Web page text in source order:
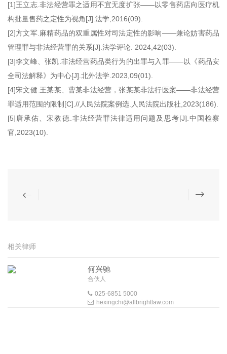
[1]王立志.非法经营罪之适用不宜无度扩张——以零售药店向医疗机
构批量售药之定性为视角[J].法学,2016(09).
[2]方文军.麻精药品的双重属性对司法定性的影响——兼论妨害药品
管理罪与非法经营罪的关系[J].法学评论. 2024,42(03).
[3]李文峰、张凯.非法经营药品类行为的出罪与入罪——以《药品安
全司法解释》为中心[J].北外法学.2023,09(01).
[4]宋文健.王某某、曹某非法经营，张某某非法行医案——非法经营
罪适用范围的限制[C].//人民法院案例选.人民法院出版社,2023(186).
[5]唐承佑、宋教德.非法经营罪法律适用问题及思考[J].中国检察
官,2023(10).
相关律师
何兴驰
合伙人
025-6851 5000
hexingchi@allbrightlaw.com